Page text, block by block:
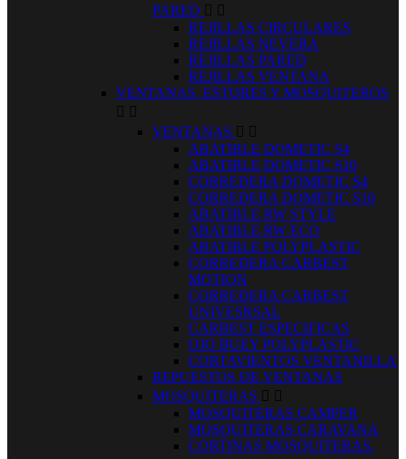
PARED  
REJILLAS CIRCULARES
REJILLAS NEVERA
REJILLAS PARED
REJILLAS VENTANA
VENTANAS, ESTORES Y MOSQUITEROS
 
VENTANAS  
ABATIBLE DOMETIC S4
ABATIBLE DOMETIC S10
CORREDERA DOMETIC S4
CORREDERA DOMETIC S10
ABATIBLE RW STYLE
ABATIBLE RW ECO
ABATIBLE POLYPLASTIC
CORREDERA CARBEST
MOTION
CORREDERA CARBEST
UNIVESRSAL
CARBEST ESPECIFICAS
OJO BUEY POLYPLASTIC
CORTAVIENTOS VENTANILLA
REPUESTOS DE VENTANAS
MOSQUITERAS  
MOSQUITERAS CAMPER
MOSQUITERAS CARAVANA
CORTINAS MOSQUITERAS.